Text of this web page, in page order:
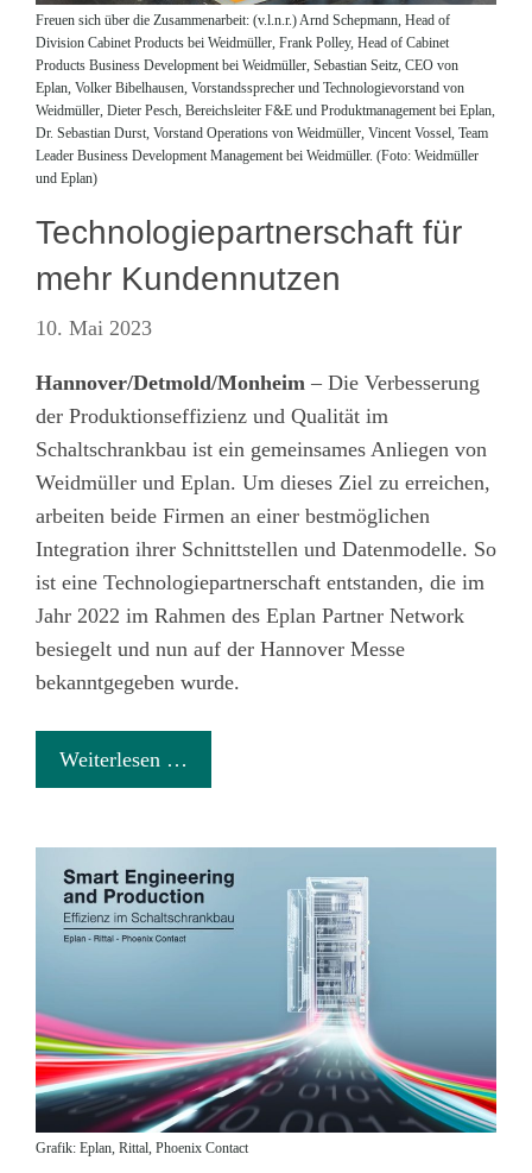
Freuen sich über die Zusammenarbeit: (v.l.n.r.) Arnd Schepmann, Head of
Division Cabinet Products bei Weidmüller, Frank Polley, Head of Cabinet
Products Business Development bei Weidmüller, Sebastian Seitz, CEO von
Eplan, Volker Bibelhausen, Vorstandssprecher und Technologievorstand von
Weidmüller, Dieter Pesch, Bereichsleiter F&E und Produktmanagement bei Eplan,
Dr. Sebastian Durst, Vorstand Operations von Weidmüller, Vincent Vossel, Team
Leader Business Development Management bei Weidmüller. (Foto: Weidmüller
und Eplan)
Technologiepartnerschaft für
mehr Kundennutzen
10. Mai 2023
Hannover/Detmold/Monheim – Die Verbesserung
der Produktionseffizienz und Qualität im
Schaltschrankbau ist ein gemeinsames Anliegen von
Weidmüller und Eplan. Um dieses Ziel zu erreichen,
arbeiten beide Firmen an einer bestmöglichen
Integration ihrer Schnittstellen und Datenmodelle. So
ist eine Technologiepartnerschaft entstanden, die im
Jahr 2022 im Rahmen des Eplan Partner Network
besiegelt und nun auf der Hannover Messe
bekanntgegeben wurde.
Weiterlesen …
Grafik: Eplan, Rittal, Phoenix Contact